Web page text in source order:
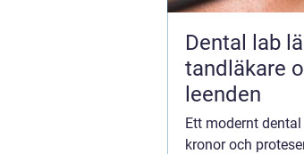
Dental lab länken mellan
tandläkare
leenden
Ett modernt
kronor och